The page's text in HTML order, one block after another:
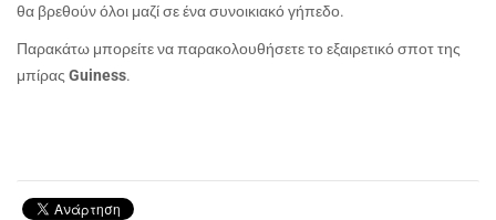
θα βρεθούν όλοι μαζί σε ένα συνοικιακό γήπεδο.
Παρακάτω μπορείτε να παρακολουθήσετε το εξαιρετικό σποτ της
μπίρας Guiness.